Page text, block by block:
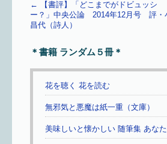
←
【書評】「どこまでがドビュッシ
ー？」中央公論 2014年12月号 評・
昌代（詩人）
＊書籍 ランダム５冊＊
花を聴く 花を読む
無邪気と悪魔は紙一重（文庫）
美味しいと懐かしい 随筆集 あな